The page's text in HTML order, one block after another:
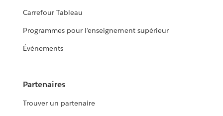
Carrefour Tableau
Programmes pour l’enseignement supérieur
Événements
Partenaires
Trouver un partenaire